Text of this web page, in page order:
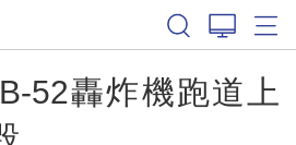
52轟炸機跑道上